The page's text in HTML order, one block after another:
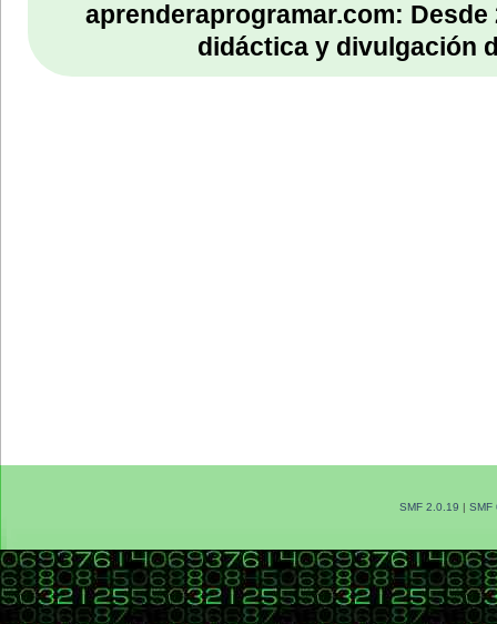
aprenderaprogramar.com:
didáctica y divulgación
SMF 2.0.19 | SMF